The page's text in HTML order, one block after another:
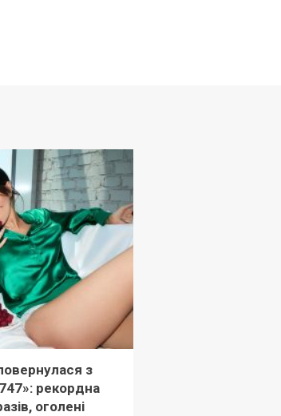
з
рекордна
оголені